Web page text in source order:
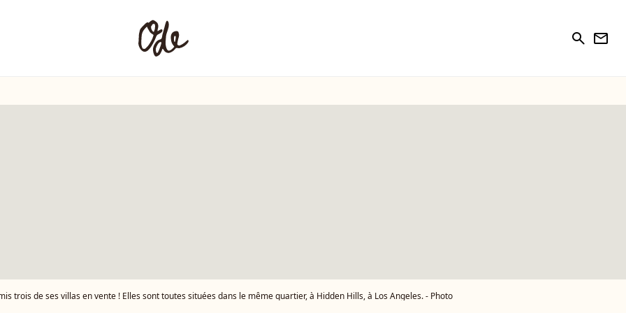
search newsletter
trois de ses villas en vente ! Elles sont toutes situées dans le même quartier, à Hidden Hills, à Los Angeles. - Photo